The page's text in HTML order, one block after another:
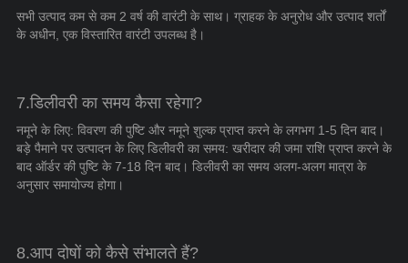
सभी उत्पाद कम से कम 2 वर्ष की वारंटी के साथ। ग्राहक के अनुरोध और उत्पाद शर्तों
के अधीन, एक विस्तारित वारंटी उपलब्ध है।
7.डिलीवरी का समय कैसा रहेगा?
नमूने के लिए: विवरण की पुष्टि और नमूने शुल्क प्राप्त करने के लगभग 1-5 दिन बाद।
बड़े पैमाने पर उत्पादन के लिए डिलीवरी का समय: खरीदार की जमा राशि प्राप्त करने के
बाद ऑर्डर की पुष्टि के 7-18 दिन बाद। डिलीवरी का समय अलग-अलग मात्रा के
अनुसार समायोज्य होगा।
8.आप दोषों को कैसे संभालते हैं?